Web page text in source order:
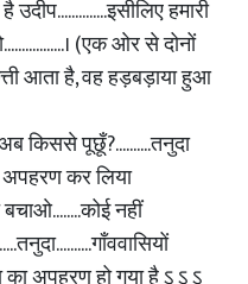
हमारी
(एक ओर से दोनों
आता है, वह हड़बड़ाया हुआ
किससे पूछूँ?..........तनुदा
कर लिया
बचाओ........कोई नहीं